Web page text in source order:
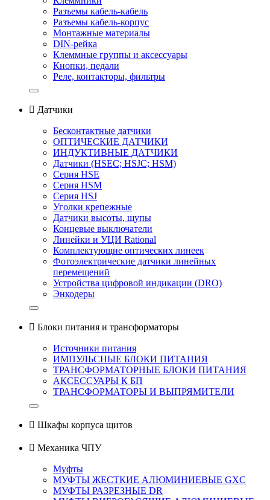
Разъемы кабель-кабель
Разъемы кабель-корпус
Монтажные материалы
DIN-рейка
Клеммные группы и аксессуары
Кнопки, педали
Реле, контакторы, фильтры
 Датчики
Бесконтактные датчики
ОПТИЧЕСКИЕ ДАТЧИКИ
ИНДУКТИВНЫЕ ДАТЧИКИ
Датчики (HSEС; HSJС; HSM)
Серия HSE
Серия HSM
Серия HSJ
Уголки крепежные
Датчики высоты, щупы
Концевые выключатели
Линейки и УЦИ Rational
Комплектующие оптических линеек
Фотоэлектрические датчики линейных
перемещений
Устройства цифровой индикации (DRO)
Энкодеры
 Блоки питания и трансформаторы
Источники питания
ИМПУЛЬСНЫЕ БЛОКИ ПИТАНИЯ
ТРАНСФОРМАТОРНЫЕ БЛОКИ ПИТАНИЯ
АКСЕССУАРЫ К БП
ТРАНСФОРМАТОРЫ И ВЫПРЯМИТЕЛИ
 Шкафы корпуса щитов
 Механика ЧПУ
Муфты
МУФТЫ ЖЕСТКИЕ АЛЮМИНИЕВЫЕ GXC
МУФТЫ РАЗРЕЗНЫЕ DR